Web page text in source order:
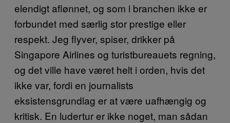
elendigt aflønnet, og som i branchen ikke er
forbundet med særlig stor prestige eller
respekt. Jeg flyver, spiser, drikker på
Singapore Airlines og turistbureauets regning,
og det ville have været helt i orden, hvis det
ikke var, fordi en journalists
eksistensgrundlag er at være uafhængig og
kritisk. En ludertur er ikke noget, man sådan